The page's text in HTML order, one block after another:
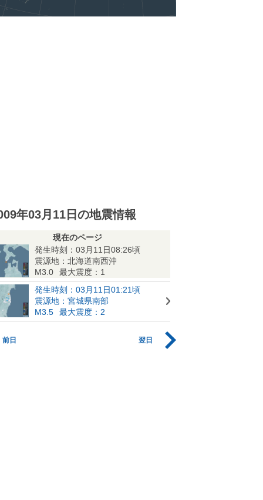
年03月11日の地震情報
現在のページ
発生時刻：03月11日08:26頃
震源地：北海道南西沖
M3.0
最大震度：1
発生時刻：03月11日01:21頃
震源地：宮城県南部
M3.5
最大震度：2
前日 翌日